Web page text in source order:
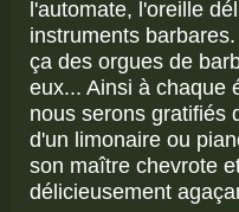
l'automate, l'oreille
instruments
ça des orgues de
eux... Ainsi à chaque
nous serons gratifiés
d'un limonaire ou
son maître chevrote
délicieusement